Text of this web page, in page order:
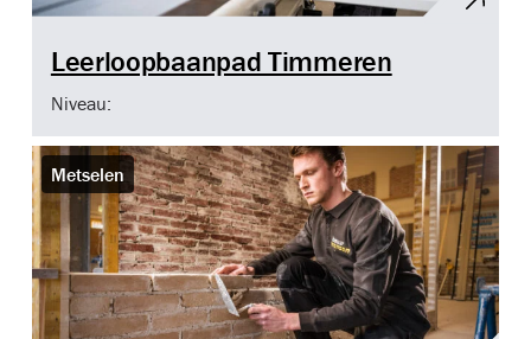
Leerloopbaanpad Timmeren
Niveau:
Metselen